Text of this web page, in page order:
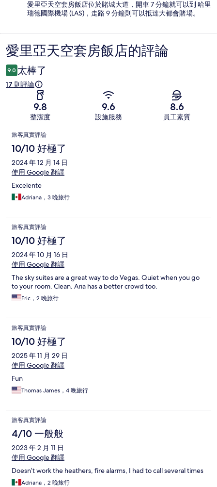
愛里亞天空套房飯店位於賭城大道，開車 7 分鐘就可以到 哈里
瑞德國際機場 (LAS)，走路 9 分鐘則可以抵達大都會賭場。
評
論
愛里亞天空套房飯店的評論
9.0 太棒了
17 則評論
9.8
整潔度
9.6
設施服務
8.6
員工素質
評
論
旅客真實評論
10/10 好極了
2024 年 12 月 14 日
使用 Google 翻譯
Excelente
Adriana，3 晚旅行
旅客真實評論
10/10 好極了
2024 年 10 月 16 日
使用 Google 翻譯
The sky suites are a great way to do Vegas. Quiet when you go
to your room. Clean. Aria has a better crowd too.
Eric，2 晚旅行
旅客真實評論
10/10 好極了
2025 年 11 月 29 日
使用 Google 翻譯
Fun
Thomas James，4 晚旅行
旅客真實評論
4/10 一般般
2023 年 2 月 11 日
使用 Google 翻譯
Doesn’t work the heathers, fire alarms, I had to call several times
Adriana，2 晚旅行